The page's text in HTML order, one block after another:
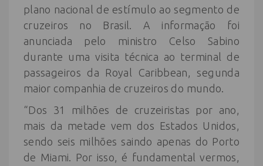
plano nacional de estímulo ao segmento de
cruzeiros no Brasil. A informação foi
anunciada pelo ministro Celso Sabino
durante uma visita técnica ao terminal de
passageiros da Royal Caribbean, segunda
maior companhia de cruzeiros do mundo.
“Dos 31 milhões de cruzeiristas por ano,
mais da metade vem dos Estados Unidos,
sendo seis milhões saindo apenas do Porto
de Miami. Por isso, é fundamental vermos,